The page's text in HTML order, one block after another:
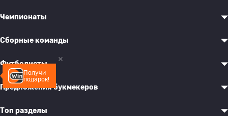
Получи
подарок!
Чемпионаты
Сборные команды
Футболисты
Предложения букмекеров
Топ разделы